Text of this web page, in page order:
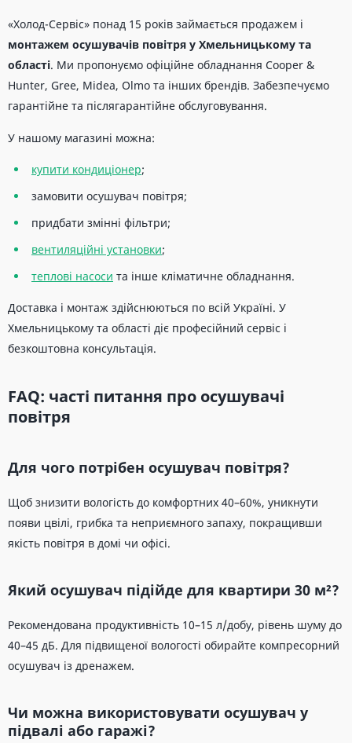
«Холод-Сервіс» понад 15 років займається продажем і
монтажем осушувачів повітря у Хмельницькому та
області. Ми пропонуємо офіційне обладнання Cooper &
Hunter, Gree, Midea, Olmo та інших брендів. Забезпечуємо
гарантійне та післягарантійне обслуговування.
У нашому магазині можна:
купити кондиціонер;
замовити осушувач повітря;
придбати змінні фільтри;
вентиляційні установки;
теплові насоси та інше кліматичне обладнання.
Доставка і монтаж здійснюються по всій Україні. У
Хмельницькому та області діє професійний сервіс і
безкоштовна консультація.
FAQ: часті питання про осушувачі
повітря
Для чого потрібен осушувач повітря?
Щоб знизити вологість до комфортних 40–60%, уникнути
появи цвілі, грибка та неприємного запаху, покращивши
якість повітря в домі чи офісі.
Який осушувач підійде для квартири 30 м²?
Рекомендована продуктивність 10–15 л/добу, рівень шуму до
40–45 дБ. Для підвищеної вологості обирайте компресорний
осушувач із дренажем.
Чи можна використовувати осушувач у
підвалі або гаражі?